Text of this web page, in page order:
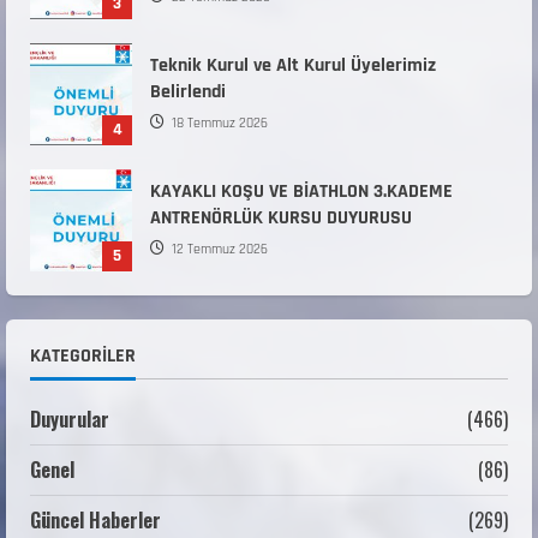
4
Teknik Kurul ve Alt Kurul Üyelerimiz
Belirlendi
18 Temmuz 2026
5
KAYAKLI KOŞU VE BİATHLON 3.KADEME
ANTRENÖRLÜK KURSU DUYURUSU
12 Temmuz 2026
1
Temini Başvuruları Başlamıştır.
2
ANALİG TEKERLEKLİ KAYAK TÜRKİYE
22 Temmuz 2026
KATEGORILER
Duyurular
(466)
Genel
(86)
Güncel Haberler
(269)